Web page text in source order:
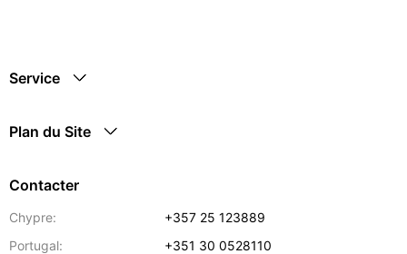
Service
Plan du Site
Contacter
Chypre:
+357 25 123889
Portugal:
+351 30 0528110